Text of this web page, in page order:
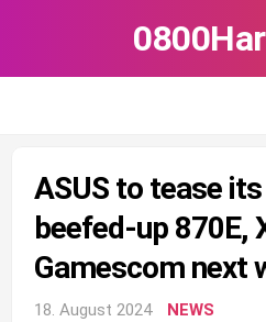
ASUS to tease
beefed-up 870E,
Gamescom next
18. August 2024 NEWS